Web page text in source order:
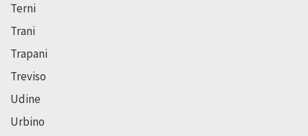
Terni
Trani
Trapani
Treviso
Udine
Urbino